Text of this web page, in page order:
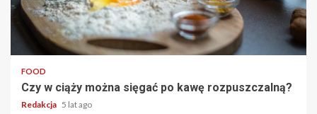
2 min read
FOOD
Czy w ciąży można sięgać po kawę rozpuszczalną?
Redakcja 5 lat ago